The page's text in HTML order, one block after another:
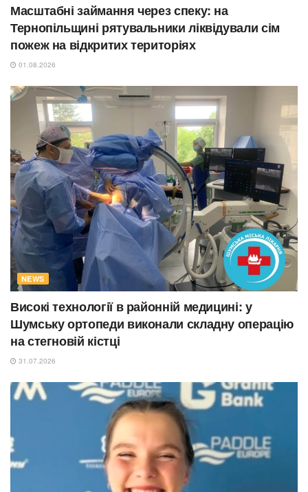
Масштабні займання через спеку: на
Тернопільщині рятувальники ліквідували сім
пожеж на відкритих територіях
01.08.2026
NEWS
Високі технології в районній медицині: у
Шумську ортопеди виконали складну операцію
на стегновій кістці
31.07.2026